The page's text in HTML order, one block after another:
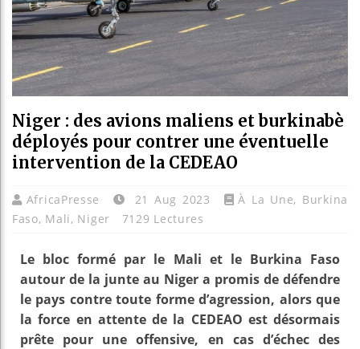
Niger : des avions maliens et burkinabè
déployés pour contrer une éventuelle
intervention de la CEDEAO
AfricaPresse 21 Aug 2023 À La Une, Burkina
Faso, Mali, Niger 7129 Lectures
Le bloc formé par le Mali et le Burkina Faso
autour de la junte au Niger a promis de défendre
le pays contre toute forme d’agression, alors que
la force en attente de la CEDEAO est désormais
prête pour une offensive, en cas d’échec des